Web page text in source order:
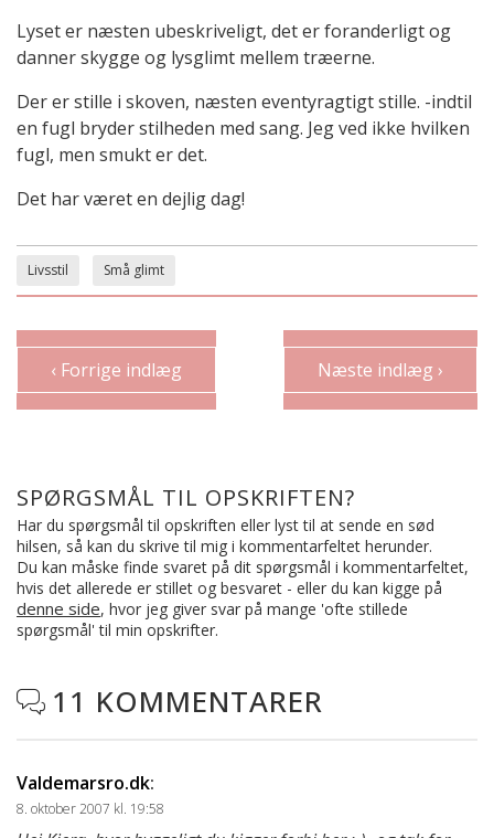
Lyset er næsten ubeskriveligt, det er foranderligt og
danner skygge og lysglimt mellem træerne.
Der er stille i skoven, næsten eventyragtigt stille. -indtil
en fugl bryder stilheden med sang. Jeg ved ikke hvilken
fugl, men smukt er det.
Det har været en dejlig dag!
Livsstil Små glimt
‹ Forrige indlæg Næste indlæg ›
SPØRGSMÅL TIL OPSKRIFTEN?
Har du spørgsmål til opskriften eller lyst til at sende en sød
hilsen, så kan du skrive til mig i kommentarfeltet herunder.
Du kan måske finde svaret på dit spørgsmål i kommentarfeltet,
hvis det allerede er stillet og besvaret - eller du kan kigge på
denne side, hvor jeg giver svar på mange 'ofte stillede
spørgsmål' til min opskrifter.
 11 KOMMENTARER
Valdemarsro.dk:
8. oktober 2007 kl. 19:58